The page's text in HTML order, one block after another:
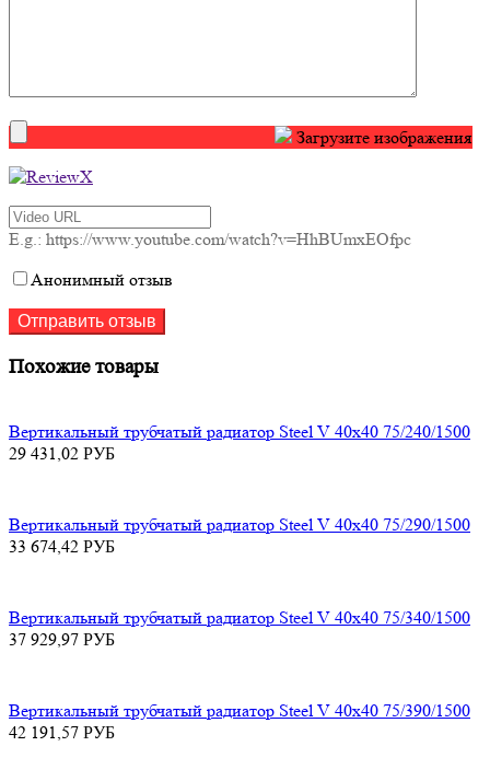
Загрузите изображения
E.g.: https://www.youtube.com/watch?v=HhBUmxEOfpc
Анонимный отзыв
Похожие товары
Вертикальный трубчатый радиатор Steel V 40х40 75/240/1500
29 431,02 РУБ
Вертикальный трубчатый радиатор Steel V 40х40 75/290/1500
33 674,42 РУБ
Вертикальный трубчатый радиатор Steel V 40х40 75/340/1500
37 929,97 РУБ
Вертикальный трубчатый радиатор Steel V 40х40 75/390/1500
42 191,57 РУБ